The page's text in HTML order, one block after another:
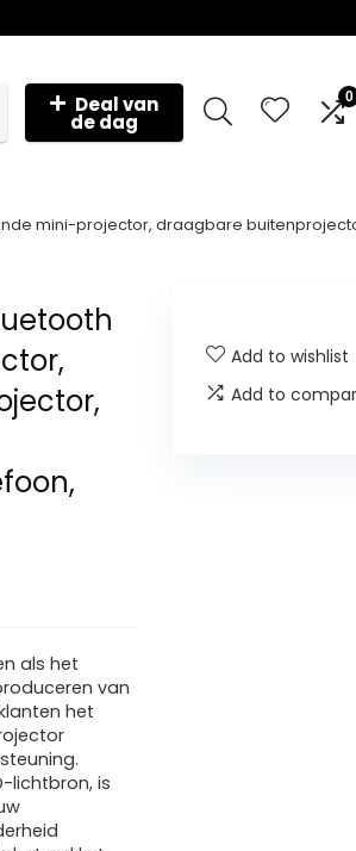
Deal van
de dag
0
mini-projector, draagbare
als het
van
het
lichtbron, is
Add to wishlist
Add to